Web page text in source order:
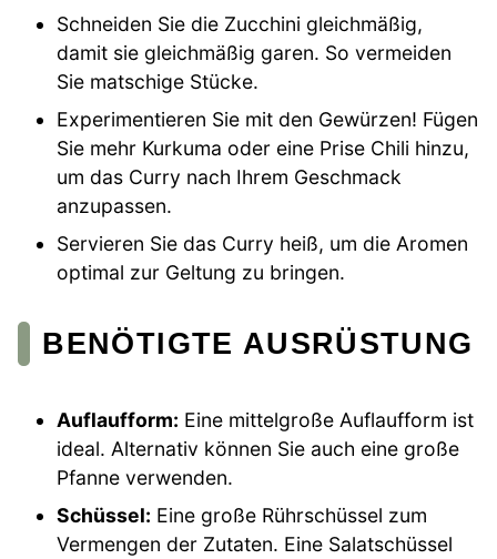
Schneiden Sie die Zucchini gleichmäßig,
damit sie gleichmäßig garen. So vermeiden
Sie matschige Stücke.
Experimentieren Sie mit den Gewürzen! Fügen
Sie mehr Kurkuma oder eine Prise Chili hinzu,
um das Curry nach Ihrem Geschmack
anzupassen.
Servieren Sie das Curry heiß, um die Aromen
optimal zur Geltung zu bringen.
BENÖTIGTE AUSRÜSTUNG
Auflaufform: Eine mittelgroße Auflaufform ist
ideal. Alternativ können Sie auch eine große
Pfanne verwenden.
Schüssel: Eine große Rührschüssel zum
Vermengen der Zutaten. Eine Salatschüssel